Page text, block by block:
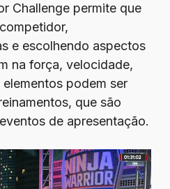
Challenge permite que
e escolhendo aspectos
na força, velocidade,
podem ser
que são
de apresentação.